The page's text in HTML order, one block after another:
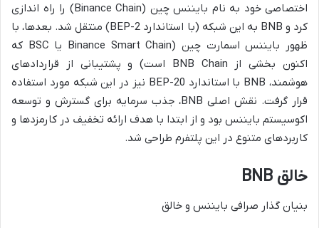
اختصاصی خود به نام بایننس چین (Binance Chain) را راه اندازی
کرد و BNB به این شبکه (با استاندارد BEP-2) منتقل شد. بعدها، با
ظهور بایننس اسمارت چین (Binance Smart Chain یا BSC که
اکنون بخشی از BNB Chain است) و پشتیبانی از قراردادهای
هوشمند، BNB با استاندارد BEP-20 نیز در این شبکه مورد استفاده
قرار گرفت. نقش اصلی BNB، جذب سرمایه برای گسترش و توسعه
اکوسیستم بایننس بود و از ابتدا با هدف ارائه تخفیف در کارمزدها و
کاربردهای متنوع در این پلتفرم طراحی شد.
خالق BNB
بنیان گذار صرافی بایننس و خالق